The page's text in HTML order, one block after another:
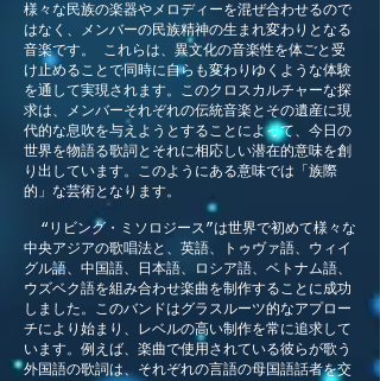
様々な民族の楽器やメロディーを混ぜ合わせるので
はなく、メンバーの民族精神の生まれ変わりとなる
音楽です。 これらは、異文化の音楽性を体ごと受
け止めることで同時に自らも変わりゆくような体験
を通して実現されます。このクロスカルチャーな探
求は、メンバーそれぞれの伝統音楽とその遺産に現
代的な息吹を与えようとすることによって、今日の
世界を物語る歌詞とそれに相応しい潜在的意味を創
り出しています。このようにある意味では「族際
的」な芸術となります。
“リビング・ミソロジース”は世界で初めて様々な
中央アジアの歌唱法と、英語、トゥヴァ語、ウィイ
グル語、中国語、日本語、ロシア語、ベトナム語、
ウズベク語を組み合わせ楽曲を制作することに成功
しました。このバンドはグラスルーツ的なアプロー
チにより始まり、レベルの高い制作を常に追求して
います。例えば、楽曲で使用されている彼らが歌う
外国語の歌詞は、それぞれの言語の母国語話者を交